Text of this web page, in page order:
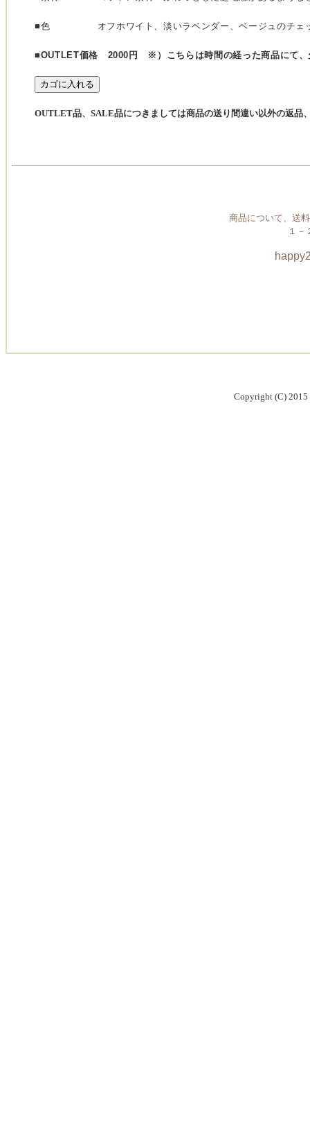
■色 オフホワイト、淡いラベンダー、ベージュのチ
■OUTLET価格 2000円 ※）こちらは時間の経った商品にて、
OUTLET品、SALE品につきましては商品の送り間違い以外の返
商品について、送
１－
Copyright (C) 2015